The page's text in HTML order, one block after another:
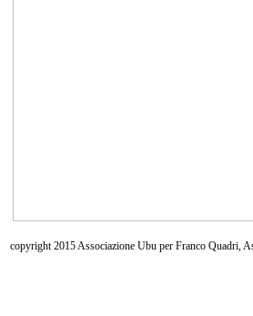
copyright 2015 Associazione Ubu per Franco Quadri,